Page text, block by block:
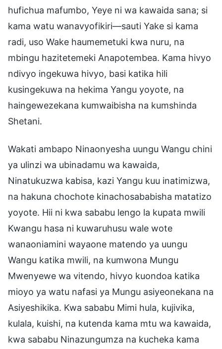
hufichua mafumbo, Yeye ni wa kawaida sana; si
kama watu wanavyofikiri—sauti Yake si kama
radi, uso Wake haumemetuki kwa nuru, na
mbingu hazitetemeki Anapotembea. Kama hivyo
ndivyo ingekuwa hivyo, basi katika hili
kusingekuwa na hekima Yangu yoyote, na
haingewezekana kumwaibisha na kumshinda
Shetani.
Wakati ambapo Ninaonyesha uungu Wangu chini
ya ulinzi wa ubinadamu wa kawaida,
Ninatukuzwa kabisa, kazi Yangu kuu inatimizwa,
na hakuna chochote kinachosababisha matatizo
yoyote. Hii ni kwa sababu lengo la kupata mwili
Kwangu hasa ni kuwaruhusu wale wote
wanaoniamini wayaone matendo ya uungu
Wangu katika mwili, na kumwona Mungu
Mwenyewe wa vitendo, hivyo kuondoa katika
mioyo ya watu nafasi ya Mungu asiyeonekana na
Asiyeshikika. Kwa sababu Mimi hula, kujivika,
kulala, kuishi, na kutenda kama mtu wa kawaida,
kwa sababu Ninazungumza na kucheka kama